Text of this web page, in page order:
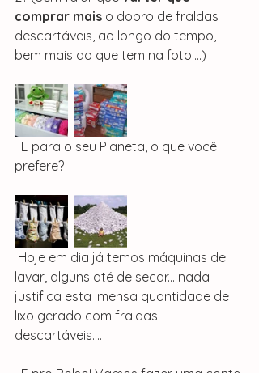
comprar mais o dobro de fraldas
descartáveis, ao longo do tempo,
bem mais do que tem na foto....)
prefere?
lavar, alguns até de secar... nada
justifica esta imensa quantidade de
lixo gerado com fraldas
descartáveis....